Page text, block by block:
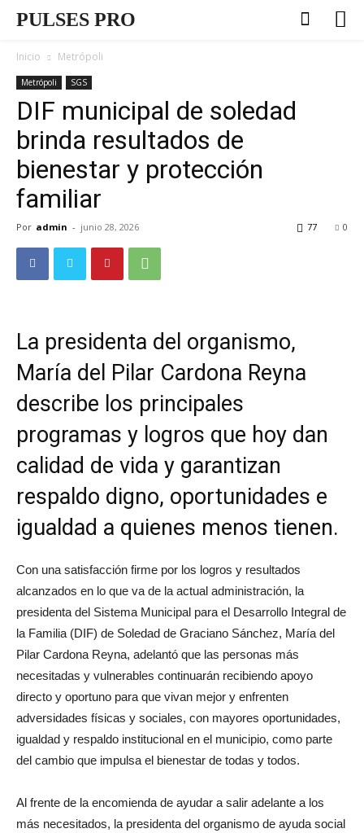
PULSES PRO
Inicio Metrópoli
Metrópoli SGS
DIF municipal de soledad
brinda resultados de
bienestar y protección
familiar
Por admin - junio 28, 2026 0
77
La presidenta del organismo,
María del Pilar Cardona Reyna
describe los principales
programas y logros que hoy dan
calidad de vida y garantizan
respaldo digno, oportunidades e
igualdad a quienes menos tienen.
Con una satisfacción firme por los logros y resultados
alcanzados en lo que va de la actual administración, la
presidenta del Sistema Municipal para el Desarrollo Integral de
la Familia (DIF) de Soledad de Graciano Sánchez, María del
Pilar Cardona Reyna, adelantó que las personas más
necesitadas y vulnerables continuarán recibiendo apoyo
directo y oportuno para que vivan mejor y enfrenten
adversidades físicas y sociales, con mayores oportunidades,
igualdad y respaldo institucional en el municipio, como parte
del cambio que impulsa el bienestar de todas y todos.
Al frente de la encomienda de ayudar a salir adelante a los
más necesitados, la presidenta del organismo de ayuda social